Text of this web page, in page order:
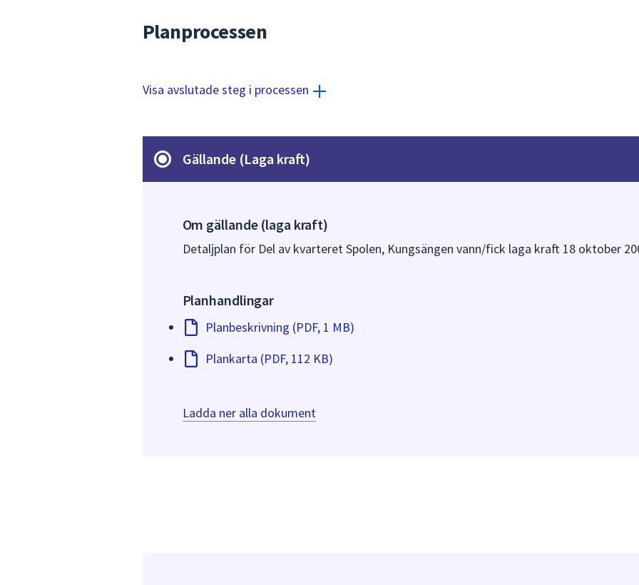
Planprocessen
Visa avslutade steg i processen
Gällande (Laga kraft)
Om gällande (laga kraft)
Detaljplan för Del av kvarteret Spolen, Kungsängen vann/fick laga kraft 18 oktober
Planhandlingar
Planbeskrivning (PDF, 1 MB)
Plankarta (PDF, 112 KB)
Ladda ner alla dokument